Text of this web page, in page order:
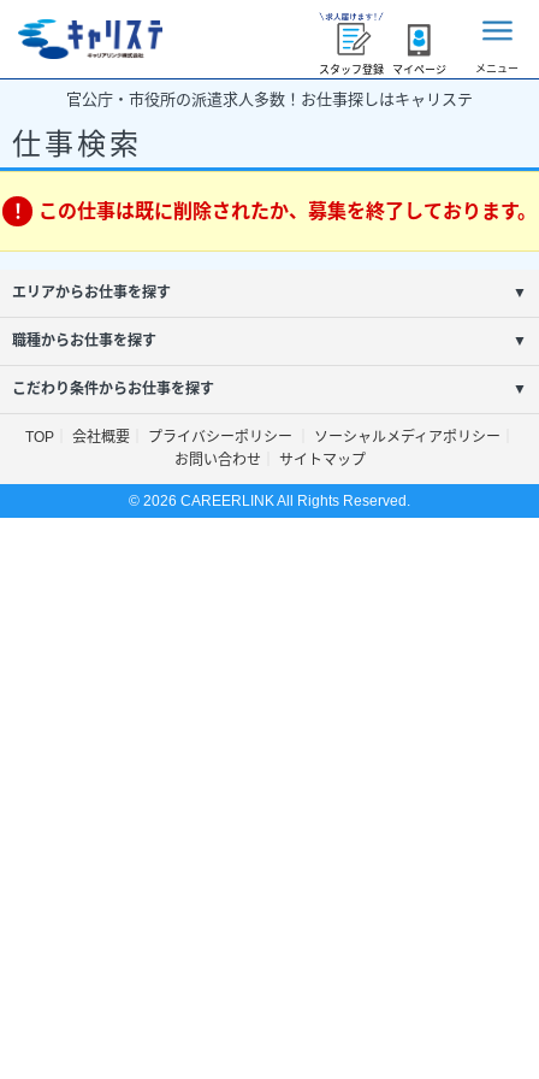
スタッフ登録 マイページ メニュー
官公庁・市役所の派遣求人多数！お仕事探しはキャリステ
仕事検索
この仕事は既に削除されたか、募集を終了しております。
エリアからお仕事を探す ▼
職種からお仕事を探す ▼
こだわり条件からお仕事を探す ▼
TOP 会社概要 プライバシーポリシー
ソーシャルメディアポリシー
お問い合わせ
サイトマップ
© 2026 CAREERLINK All Rights Reserved.